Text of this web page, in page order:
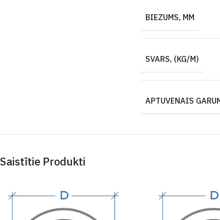
BIEZUMS, MM
SVARS, (KG/M)
APTUVENAIS
Saistītie Produkti